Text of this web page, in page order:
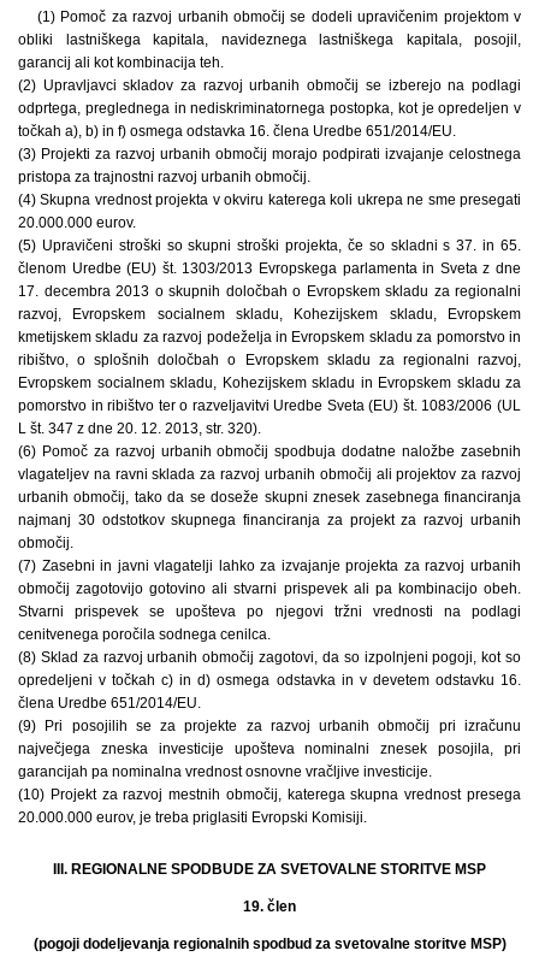
(1) Pomoč za razvoj urbanih območij se dodeli upravičenim projektom v
obliki lastniškega kapitala, navideznega lastniškega kapitala, posojil,
garancij ali kot kombinacija teh.
(2) Upravljavci skladov za razvoj urbanih območij se izberejo na podlagi
odprtega, preglednega in nediskriminatornega postopka, kot je opredeljen v
točkah a), b) in f) osmega odstavka 16. člena Uredbe 651/2014/EU.
(3) Projekti za razvoj urbanih območij morajo podpirati izvajanje celostnega
pristopa za trajnostni razvoj urbanih območij.
(4) Skupna vrednost projekta v okviru katerega koli ukrepa ne sme presegati
20.000.000 eurov.
(5) Upravičeni stroški so skupni stroški projekta, če so skladni s 37. in 65.
členom Uredbe (EU) št. 1303/2013 Evropskega parlamenta in Sveta z dne
17. decembra 2013 o skupnih določbah o Evropskem skladu za regionalni
razvoj, Evropskem socialnem skladu, Kohezijskem skladu, Evropskem
kmetijskem skladu za razvoj podeželja in Evropskem skladu za pomorstvo in
ribištvo, o splošnih določbah o Evropskem skladu za regionalni razvoj,
Evropskem socialnem skladu, Kohezijskem skladu in Evropskem skladu za
pomorstvo in ribištvo ter o razveljavitvi Uredbe Sveta (EU) št. 1083/2006 (UL
L št. 347 z dne 20. 12. 2013, str. 320).
(6) Pomoč za razvoj urbanih območij spodbuja dodatne naložbe zasebnih
vlagateljev na ravni sklada za razvoj urbanih območij ali projektov za razvoj
urbanih območij, tako da se doseže skupni znesek zasebnega financiranja
najmanj 30 odstotkov skupnega financiranja za projekt za razvoj urbanih
območij.
(7) Zasebni in javni vlagatelji lahko za izvajanje projekta za razvoj urbanih
območij zagotovijo gotovino ali stvarni prispevek ali pa kombinacijo obeh.
Stvarni prispevek se upošteva po njegovi tržni vrednosti na podlagi
cenitvenega poročila sodnega cenilca.
(8) Sklad za razvoj urbanih območij zagotovi, da so izpolnjeni pogoji, kot so
opredeljeni v točkah c) in d) osmega odstavka in v devetem odstavku 16.
člena Uredbe 651/2014/EU.
(9) Pri posojilih se za projekte za razvoj urbanih območij pri izračunu
največjega zneska investicije upošteva nominalni znesek posojila, pri
garancijah pa nominalna vrednost osnovne vračljive investicije.
(10) Projekt za razvoj mestnih območij, katerega skupna vrednost presega
20.000.000 eurov, je treba priglasiti Evropski Komisiji.
III. REGIONALNE SPODBUDE ZA SVETOVALNE STORITVE MSP
19. člen
(pogoji dodeljevanja regionalnih spodbud za svetovalne storitve MSP)